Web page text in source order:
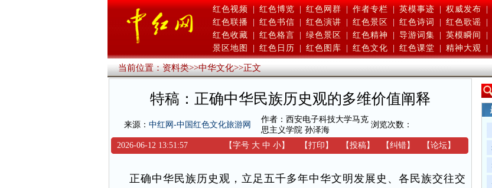
红色视频 | 红色博览 | 红色网群 | 作者专栏 | 英模事迹 | 权威发布 |
红色联播
红色书信 红色演讲 红色景区 红色诗词 红色歌谣
红色收藏
红色格言 绿色景区 红色精神 导游词集 英模瞬间
景区地图
红色日历 红色图库 红色文化 红色课堂 精神大观
当前位置：资料类>>中华文化>>正文
特稿：正确中华民族历史观的多维价值阐释
来源： 中红网-中国红色文化旅游网
作者：西安电子科技大学马克
思主义学院 孙泽海
浏览次数：
2026-06-12 13:51:57 【字号 大 中 小】 【打印 】 【投稿】 【纠错】 【论坛】
正确中华民族历史观，立足五千多年中华文明发展史、各民族交往交